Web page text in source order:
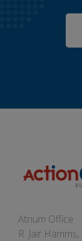
Atrium Office
R. Jair